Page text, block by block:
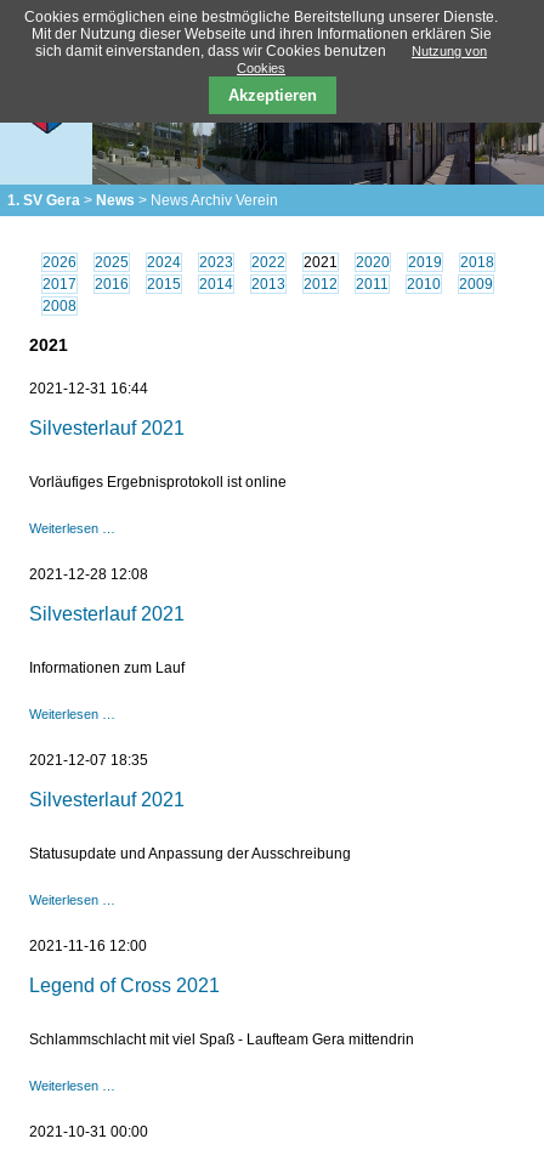
1. SV Gera News News Archiv Verein
2026 2025 2024 2023 2022 2021 2020 2019
2018
2017
2016 2015 2014 2013 2012 2011 2010
2009
2008
2021
2021-12-31 16:44
Silvesterlauf 2021
Vorläufiges Ergebnisprotokoll ist online
Weiterlesen …
2021-12-28 12:08
Silvesterlauf 2021
Informationen zum Lauf
Weiterlesen …
2021-12-07 18:35
Silvesterlauf 2021
Statusupdate und Anpassung der Ausschreibung
Weiterlesen …
2021-11-16 12:00
Legend of Cross 2021
Schlammschlacht mit viel Spaß - Laufteam Gera mittendrin
Weiterlesen …
2021
2021-10-31 00:00
Cookies ermöglichen eine bestmögliche Bereitstellung unserer Dienste.
Mit der Nutzung dieser Webseite und ihren Informationen erklären Sie
sich damit einverstanden, dass wir Cookies benutzen
Nutzung von
Cookies
Akzeptieren